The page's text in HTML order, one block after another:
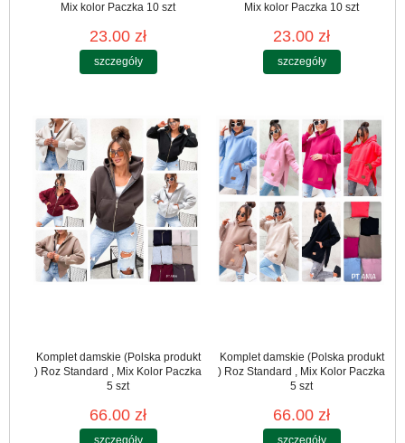
Mix kolor Paczka 10 szt
23.00 zł
szczegóły
Mix kolor Paczka 10 szt
23.00 zł
szczegóły
Komplet damskie (Polska produkt
) Roz Standard , Mix Kolor Paczka
5 szt
66.00 zł
szczegóły
Komplet damskie (Polska produkt
) Roz Standard , Mix Kolor Paczka
5 szt
66.00 zł
szczegóły